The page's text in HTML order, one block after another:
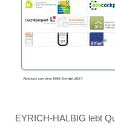
EYRICH-HALBIG lebt